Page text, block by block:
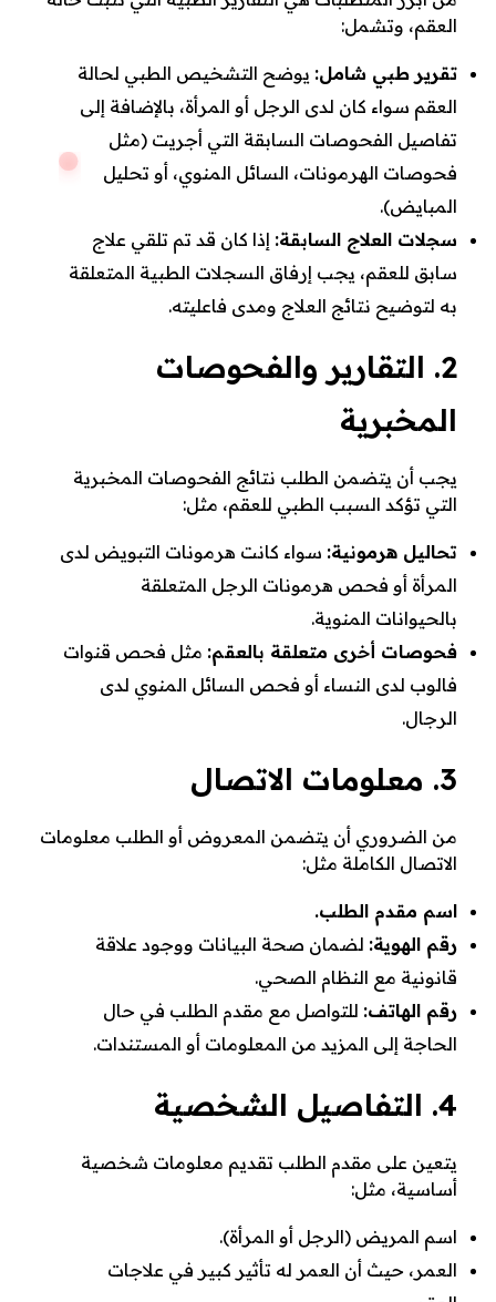
العقم، وتشمل:
تقرير طبي شامل: يوضح التشخيص الطبي لحالة
العقم سواء كان لدى الرجل أو المرأة، بالإضافة إلى
تفاصيل الفحوصات السابقة التي أجريت (مثل
فحوصات الهرمونات، السائل المنوي، أو تحليل
المبايض).
سجلات العلاج السابقة: إذا كان قد تم تلقي علاج
سابق للعقم، يجب إرفاق السجلات الطبية المتعلقة
به لتوضيح نتائج العلاج ومدى فاعليته.
2. التقارير والفحوصات
المخبرية
يجب أن يتضمن الطلب نتائج الفحوصات المخبرية
التي تؤكد السبب الطبي للعقم، مثل:
تحاليل هرمونية: سواء كانت هرمونات التبويض لدى
المرأة أو فحص هرمونات الرجل المتعلقة
بالحيوانات المنوية.
فحوصات أخرى متعلقة بالعقم: مثل فحص قنوات
فالوب لدى النساء أو فحص السائل المنوي لدى
الرجال.
3. معلومات الاتصال
من الضروري أن يتضمن المعروض أو الطلب معلومات
الاتصال الكاملة مثل:
اسم مقدم الطلب.
رقم الهوية: لضمان صحة البيانات ووجود علاقة
قانونية مع النظام الصحي.
رقم الهاتف: للتواصل مع مقدم الطلب في حال
الحاجة إلى المزيد من المعلومات أو المستندات.
4. التفاصيل الشخصية
يتعين على مقدم الطلب تقديم معلومات شخصية
أساسية، مثل:
اسم المريض (الرجل أو المرأة).
العمر، حيث أن العمر له تأثير كبير في علاجات